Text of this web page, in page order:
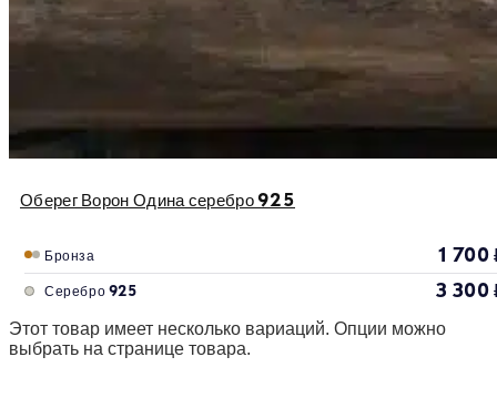
Оберег Ворон Одина серебро 925
Бронза 1 700
Серебро 925 3 300
Этот товар имеет несколько вариаций. Опции можно
выбрать на странице товара.